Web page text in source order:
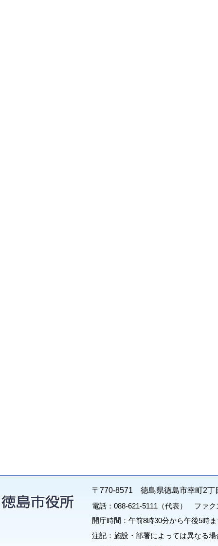
〒770-8571 徳島県徳島市幸町2丁
電話：088-621-5111（代表） ファク
開庁時間：午前8時30分から午後5時
注記：施設・部署によっては異なる